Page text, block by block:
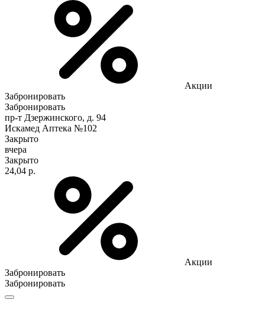
Акции
Забронировать
Забронировать
пр-т Дзержинского, д. 94
Искамед Аптека №102
Закрыто
вчера
Закрыто
24,04 р.
Акции
Забронировать
Забронировать